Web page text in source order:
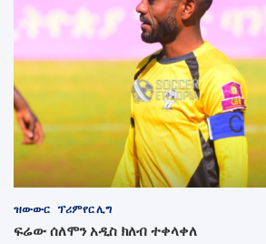
ዝውውር ፕሪምየር ሊግ
ፍሬው ሰለሞን አዲስ ክለብ ተቀላቀለ